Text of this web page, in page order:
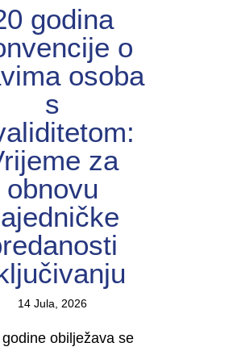
godina
o
osoba
s
za
obnovu
14 Jula, 2026
obilježava se